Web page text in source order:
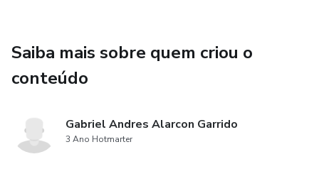
Saiba mais sobre quem criou o
conteúdo
Gabriel Andres Alarcon Garrido
3 Ano Hotmarter